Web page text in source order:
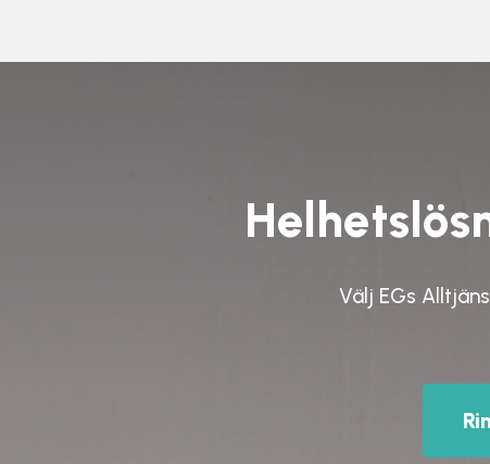
Välj EGs